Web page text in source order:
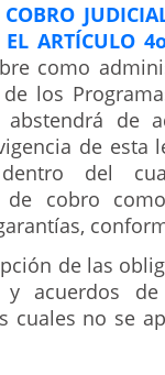
ARTÍCULO
como
los
abstendrá de
de esta
del
de cobro
de las
acuerdos
cuales no se